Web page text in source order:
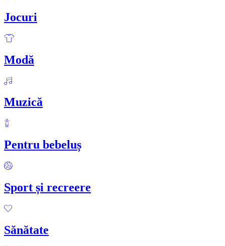
Jocuri
Modă
Muzică
Pentru bebeluș
Sport și recreere
Sănătate